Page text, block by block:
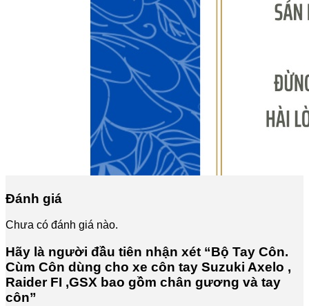
Đánh giá
Chưa có đánh giá nào.
Hãy là người đầu tiên nhận xét “Bộ Tay Côn.
Cùm Côn dùng cho xe côn tay Suzuki Axelo ,
Raider FI ,GSX bao gồm chân gương và tay
côn”